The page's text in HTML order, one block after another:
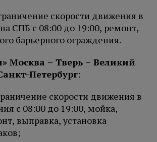
скорости движения в
СПБ с 08:00 до 19:00, ремонт,
барьерного ограждения.
Москва – Тверь – Великий
Петербург:
скорости движения в
с 08:00 до 19:00, мойка,
выправка, установка